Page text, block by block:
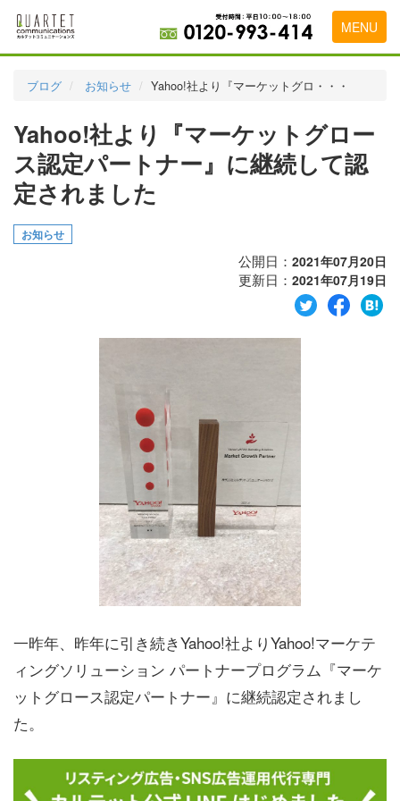
MENU
実績・お客様の声
初めて導入をお考えの方
ブログ お知らせ Yahoo!社より『マーケットグロ・・・
Yahoo!社より『マーケットグロー
ス認定パートナー』に継続して認
定されました
お知らせ
公開日： 2021年07月20日
更新日： 2021年07月19日
一昨年、昨年に引き続きYahoo!社よりYahoo!マーケテ
ィングソリューション パートナープログラム『マーケ
ットグロース認定パートナー』に継続認定されまし
た。